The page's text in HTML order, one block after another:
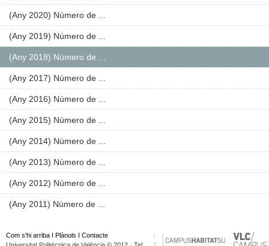
(Any 2020) Número de ...
(Any 2019) Número de ...
(Any 2018) Número de ...
(Any 2017) Número de ...
(Any 2016) Número de ...
(Any 2015) Número de ...
(Any 2014) Número de ...
(Any 2013) Número de ...
(Any 2012) Número de ...
(Any 2011) Número de ...
Com s'hi arriba I Plànols I Contacte